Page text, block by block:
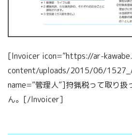
[lnvoicer icon=”https://ar-
content/uploads/2015/06/
name=”管理人”]狩猟税って取り扱
ん。[/lnvoicer]